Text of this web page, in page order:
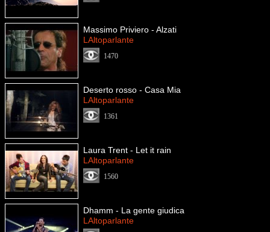
Massimo Priviero - Alzati
LAltoparlante
1470
Deserto rosso - Casa Mia
LAltoparlante
1361
Laura Trent - Let it rain
LAltoparlante
1560
Dhamm - La gente giudica
LAltoparlante